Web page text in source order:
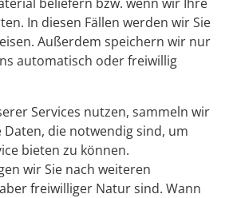
In diesen Fällen werden wir Sie
Außerdem speichern wir nur
automatisch oder freiwillig
Services nutzen, sammeln wir
Daten, die notwendig sind, um
bieten zu können.
wir Sie nach weiteren
freiwilliger Natur sind. Wann